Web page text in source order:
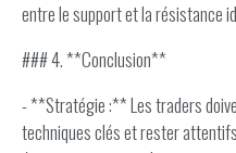
entre le support et la résistance
### 4. **Conclusion**
- **Stratégie :** Les traders
techniques clés et rester